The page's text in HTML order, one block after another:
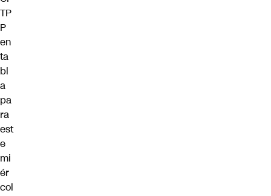
TP
P
en
ta
bl
a
pa
ra
est
e
mi
ér
col